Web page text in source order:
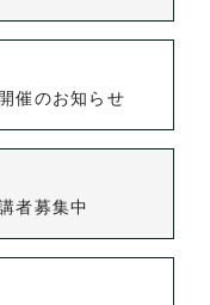
催のお知らせ
者募集中